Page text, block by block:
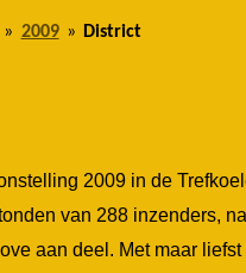
» 2009 » District
2009 in de
van 288 inzenders,
aan deel. Met maar